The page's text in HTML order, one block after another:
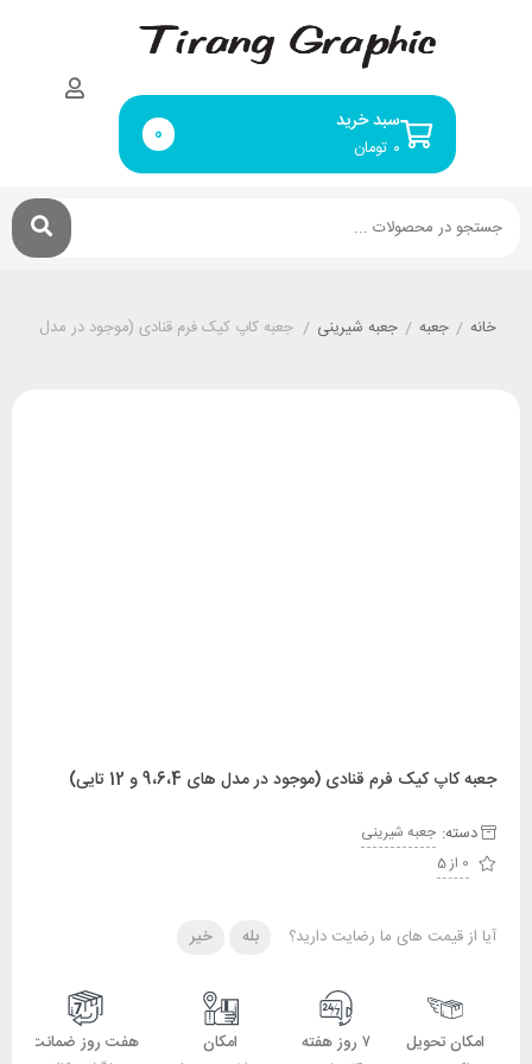
سبد خرید
تومان ۰ 0
خانه / جعبه / جعبه شیرینی / جعبه کاپ کیک فرم قنادی (موجود در مدل های 9،6،4 و 12 تایی)
جعبه کاپ کیک فرم قنادی (موجود در مدل های 9،6،4 و 12 تایی)
دسته: جعبه شیرینی
0 از 5
آیا از قیمت های ما رضایت دارید؟ بله خیر
امکان تحویل ۷ روز هفته امکان هفت روز ضمانت